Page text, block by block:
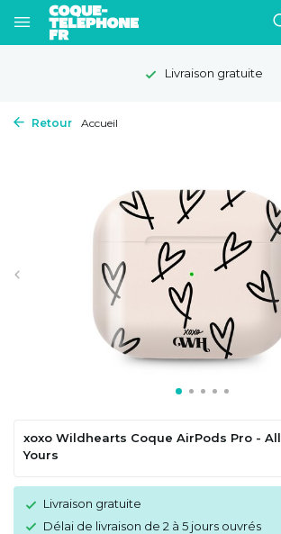
Livraison gratuite
Retour Accueil
xoxo Wildhearts Coque AirPods Pro - All
Yours
Livraison gratuite
Délai de livraison de 2 à 5 jours ouvrés